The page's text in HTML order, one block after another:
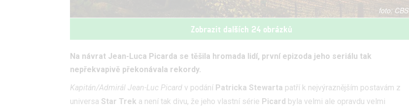
CBS
Zobrazit dalších 24 obrázků
Na návrat Jean-Luca Picarda se těšila hromada lidí, první epizoda jeho seriálu tak
nepřekvapivě překonávala rekordy.
Kapitán/Admirál Jean-Luc Picard v podání Patricka Stewarta patří k nejvýraznějším postavám z
universa Star Trek a není tak divu, že jeho vlastní série Picard byla velmi ale opravdu velmi